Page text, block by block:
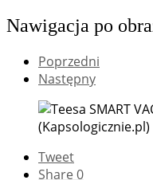
Nawigacja po
Poprzedni
Następny
Tweet
Share 0